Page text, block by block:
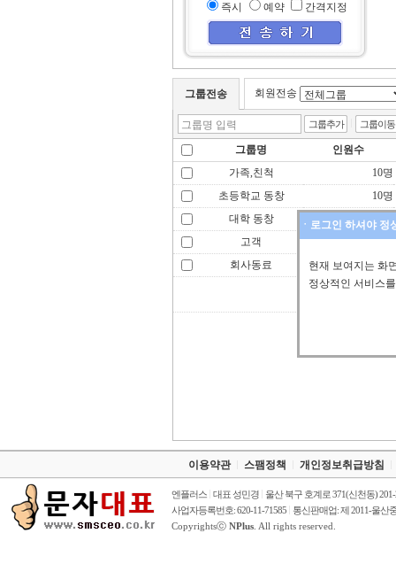
즉시 예약 간격지정
그룹전송 회원전송
ㆍ로그인 하셔야 정
현재 보여지는 화
정상적인 서비스
그룹명
인원수
가족,친척
10명
초등학교 동창
10명
대학 동창
10명
고객
10명
회사동료
10명
이용약관 스팸정책 개인정보취급방침
엔플러스 대표 성민경
울산 북구 호계로 371(신천동)
사업자등록번호: 620-11-71585
통신판매업: 제 2011-울산
Copyrightsⓒ NPlus . All rights reserved.